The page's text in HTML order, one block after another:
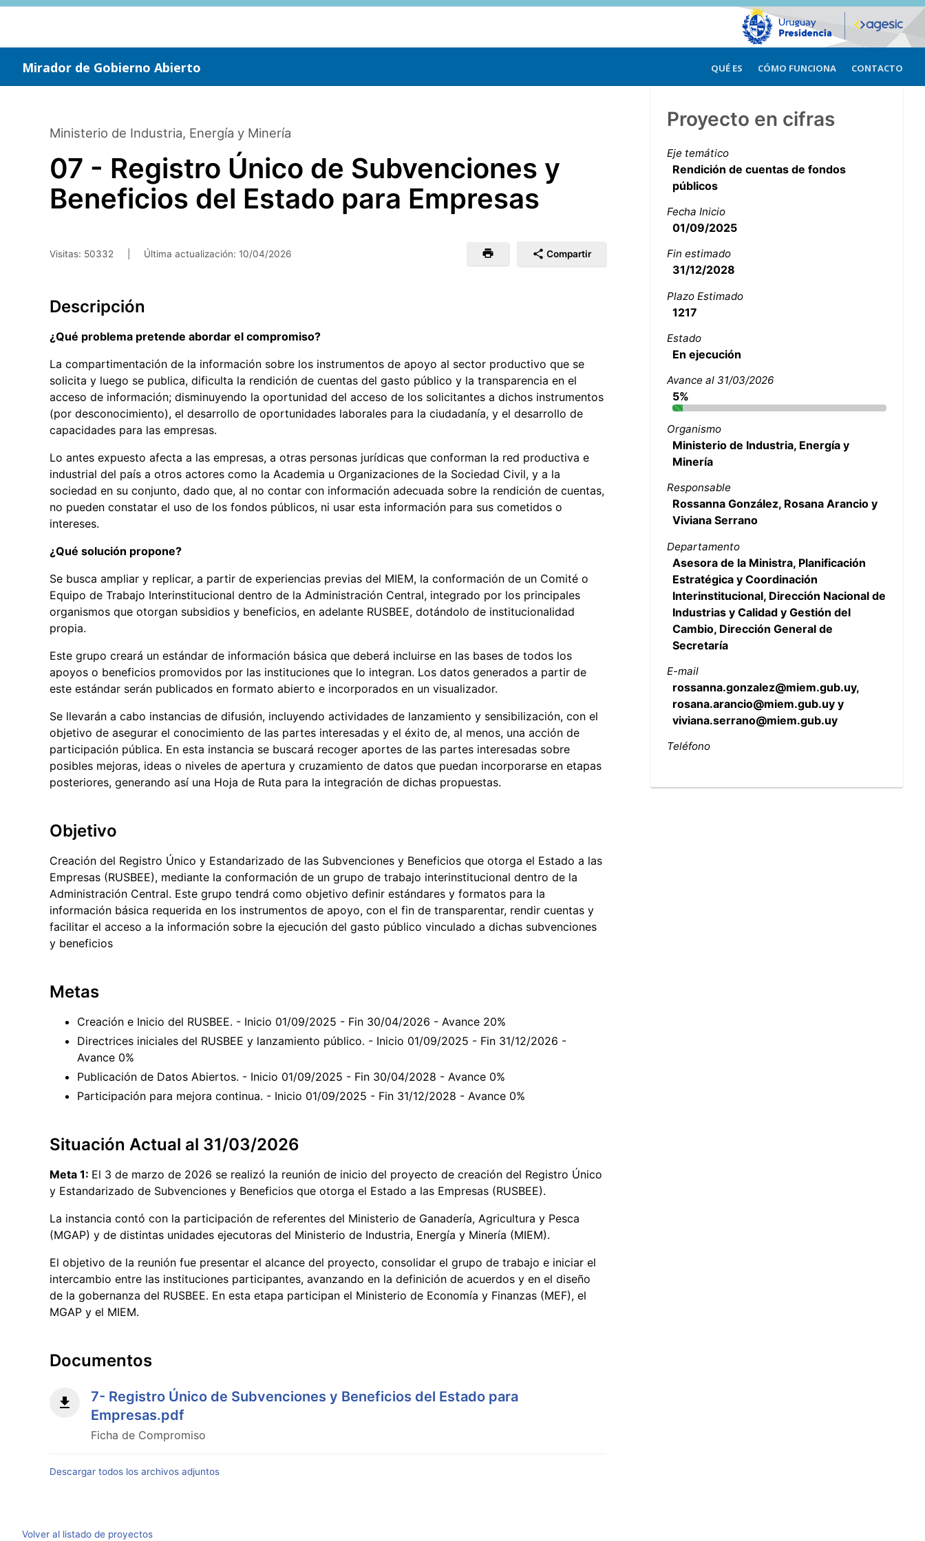
Saltar
Mirador de Gobierno Abierto QUÉ ES CÓMO FUNCIONA CONTACTO
Ministerio de Industria, Energía y Minería
07 - Registro Único de Subvenciones y
Beneficios del Estado para Empresas
Visitas: 50332 Última actualización: 10/04/2026 Compartir
Descripción
¿Qué problema pretende abordar el compromiso?
La compartimentación de la información sobre los instrumentos de apoyo al sector productivo que se
solicita y luego se publica, dificulta la rendición de cuentas del gasto público y la transparencia en el
acceso de información; disminuyendo la oportunidad del acceso de los solicitantes a dichos instrumentos
(por desconocimiento), el desarrollo de oportunidades laborales para la ciudadanía, y el desarrollo de
capacidades para las empresas.
Lo antes expuesto afecta a las empresas, a otras personas jurídicas que conforman la red productiva e
industrial del país a otros actores como la Academia u Organizaciones de la Sociedad Civil, y a la
sociedad en su conjunto, dado que, al no contar con información adecuada sobre la rendición de cuentas,
no pueden constatar el uso de los fondos públicos, ni usar esta información para sus cometidos o
intereses.
¿Qué solución propone?
Se busca ampliar y replicar, a partir de experiencias previas del MIEM, la conformación de un Comité o
Equipo de Trabajo Interinstitucional dentro de la Administración Central, integrado por los principales
organismos que otorgan subsidios y beneficios, en adelante RUSBEE, dotándolo de institucionalidad
propia.
Este grupo creará un estándar de información básica que deberá incluirse en las bases de todos los
apoyos o beneficios promovidos por las instituciones que lo integran. Los datos generados a partir de
este estándar serán publicados en formato abierto e incorporados en un visualizador.
Se llevarán a cabo instancias de difusión, incluyendo actividades de lanzamiento y sensibilización, con el
objetivo de asegurar el conocimiento de las partes interesadas y el éxito de, al menos, una acción de
participación pública. En esta instancia se buscará recoger aportes de las partes interesadas sobre
posibles mejoras, ideas o niveles de apertura y cruzamiento de datos que puedan incorporarse en etapas
posteriores, generando así una Hoja de Ruta para la integración de dichas propuestas.
Objetivo
Creación del Registro Único y Estandarizado de las Subvenciones y Beneficios que otorga el Estado a las
Empresas (RUSBEE), mediante la conformación de un grupo de trabajo interinstitucional dentro de la
Administración Central. Este grupo tendrá como objetivo definir estándares y formatos para la
información básica requerida en los instrumentos de apoyo, con el fin de transparentar, rendir cuentas y
facilitar el acceso a la información sobre la ejecución del gasto público vinculado a dichas subvenciones
y beneficios
Metas
Creación e Inicio del RUSBEE. - Inicio 01/09/2025 - Fin 30/04/2026 - Avance 20%
Directrices iniciales del RUSBEE y lanzamiento público. - Inicio 01/09/2025 - Fin 31/12/2026 -
Avance 0%
Publicación de Datos Abiertos. - Inicio 01/09/2025 - Fin 30/04/2028 - Avance 0%
Participación para mejora continua. - Inicio 01/09/2025 - Fin 31/12/2028 - Avance 0%
Situación Actual al 31/03/2026
Meta 1: El 3 de marzo de 2026 se realizó la reunión de inicio del proyecto de creación del Registro Único
y Estandarizado de Subvenciones y Beneficios que otorga el Estado a las Empresas (RUSBEE).
La instancia contó con la participación de referentes del Ministerio de Ganadería, Agricultura y Pesca
(MGAP) y de distintas unidades ejecutoras del Ministerio de Industria, Energía y Minería (MIEM).
El objetivo de la reunión fue presentar el alcance del proyecto, consolidar el grupo de trabajo e iniciar el
intercambio entre las instituciones participantes, avanzando en la definición de acuerdos y en el diseño
de la gobernanza del RUSBEE. En esta etapa participan el Ministerio de Economía y Finanzas (MEF), el
MGAP y el MIEM.
Documentos
7- Registro Único de Subvenciones y Beneficios del Estado para
Empresas.pdf
Ficha de Compromiso
Descargar todos los archivos adjuntos
Proyecto en cifras
Eje temático
Rendición de cuentas de fondos
públicos
Fecha Inicio
01/09/2025
Fin estimado
31/12/2028
Plazo Estimado
1217
Estado
En ejecución
Avance al 31/03/2026
5%
Organismo
Ministerio de Industria, Energía y
Minería
Responsable
Rossanna González, Rosana Arancio y
Viviana Serrano
Departamento
Asesora de la Ministra, Planificación
Estratégica y Coordinación
Interinstitucional, Dirección Nacional de
Industrias y Calidad y Gestión del
Cambio, Dirección General de
Secretaría
E-mail
rossanna.gonzalez@miem.gub.uy,
rosana.arancio@miem.gub.uy y
viviana.serrano@miem.gub.uy
Teléfono
Volver al listado de proyectos